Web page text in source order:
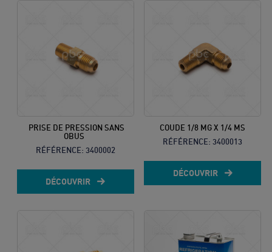
& 13h à
PRISE DE PRESSION SANS
OBUS
RÉFÉRENCE: 3400002
DÉCOUVRIR
COUDE 1/8 MG X 1/4 MS
RÉFÉRENCE: 3400013
DÉCOUVRIR